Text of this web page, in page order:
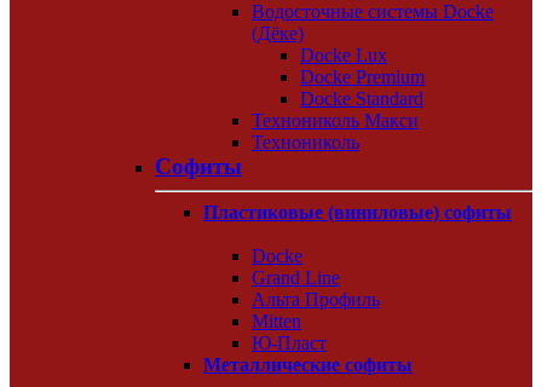
Водосточные системы Docke
(Дёке)
Docke Lux
Docke Premium
Docke Standard
Технониколь Макси
Технониколь
Софиты
Пластиковые (виниловые) софиты
Docke
Grand Line
Альта Профиль
Mitten
Ю-Пласт
Металлические софиты